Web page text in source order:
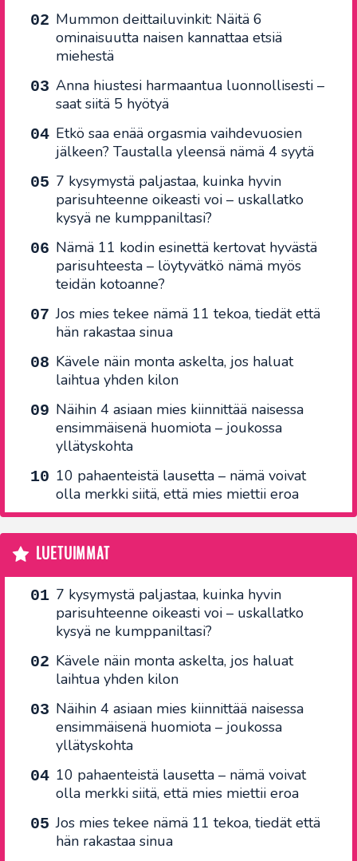
Mummon deittailuvinkit: Näitä 6
ominaisuutta naisen kannattaa etsiä
miehestä
Anna hiustesi harmaantua luonnollisesti –
saat siitä 5 hyötyä
Etkö saa enää orgasmia vaihdevuosien
jälkeen? Taustalla yleensä nämä 4 syytä
7 kysymystä paljastaa, kuinka hyvin
parisuhteenne oikeasti voi – uskallatko
kysyä ne kumppaniltasi?
Nämä 11 kodin esinettä kertovat hyvästä
parisuhteesta – löytyvätkö nämä myös
teidän kotoanne?
Jos mies tekee nämä 11 tekoa, tiedät että
hän rakastaa sinua
Kävele näin monta askelta, jos haluat
laihtua yhden kilon
Näihin 4 asiaan mies kiinnittää naisessa
ensimmäisenä huomiota – joukossa
yllätyskohta
10 pahaenteistä lausetta – nämä voivat
olla merkki siitä, että mies miettii eroa
LUETUIMMAT
7 kysymystä paljastaa, kuinka hyvin
parisuhteenne oikeasti voi – uskallatko
kysyä ne kumppaniltasi?
Kävele näin monta askelta, jos haluat
laihtua yhden kilon
Näihin 4 asiaan mies kiinnittää naisessa
ensimmäisenä huomiota – joukossa
yllätyskohta
10 pahaenteistä lausetta – nämä voivat
olla merkki siitä, että mies miettii eroa
Jos mies tekee nämä 11 tekoa, tiedät että
hän rakastaa sinua